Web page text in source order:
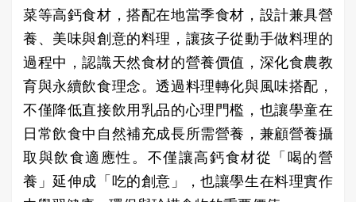
菜等高鈣食材，搭配在地當季食材，設計兼具營
養、美味與創意的料理，讓孩子從動手做料理的
過程中，認識天然食材的營養價值，深化食農教
育與永續飲食理念。透過料理轉化與風味搭配，
不僅降低直接飲用乳品的心理門檻，也讓學童在
日常飲食中自然補充成長所需營養，兼顧營養攝
取與飲食適應性。不僅讓高鈣食材從「喝的營
養」延伸成「吃的創意」，也讓學生在料理實作